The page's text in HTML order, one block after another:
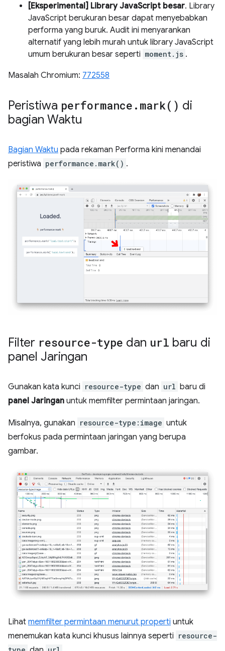
[Eksperimental] Library JavaScript besar. Library
JavaScript berukuran besar dapat menyebabkan
performa yang buruk. Audit ini menyarankan
alternatif yang lebih murah untuk library JavaScript
umum berukuran besar seperti moment.js .
Masalah Chromium: 772558
Peristiwa performance . mark( ) di
bagian Waktu
Bagian Waktu pada rekaman Performa kini menandai
peristiwa performance.mark() .
Filter resource-type dan url baru di
panel Jaringan
Gunakan kata kunci resource-type dan url baru di
panel Jaringan untuk memfilter permintaan jaringan.
Misalnya, gunakan resource-type:image untuk
berfokus pada permintaan jaringan yang berupa
gambar.
Lihat memfilter permintaan menurut properti untuk
menemukan kata kunci khusus lainnya seperti resource-